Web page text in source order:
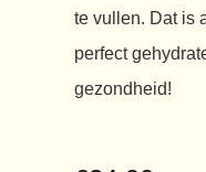
te vullen. Dat is
perfect
gezondheid!